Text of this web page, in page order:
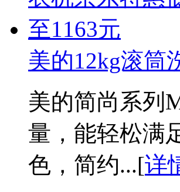
美的12kg滚筒
美的简尚系列
量，能轻松满
色，简约...[详